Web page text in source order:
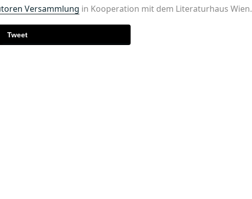
Versammlung in Kooperation mit dem Literaturhaus Wien.
Tweet